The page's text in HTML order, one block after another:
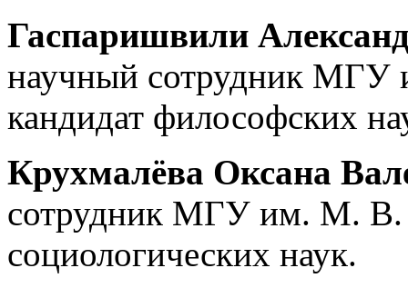
Гаспаришвили
научный сотрудник МГУ
кандидат философских
Крухмалёва Оксана
сотрудник МГУ им. М. В.
социологических наук.